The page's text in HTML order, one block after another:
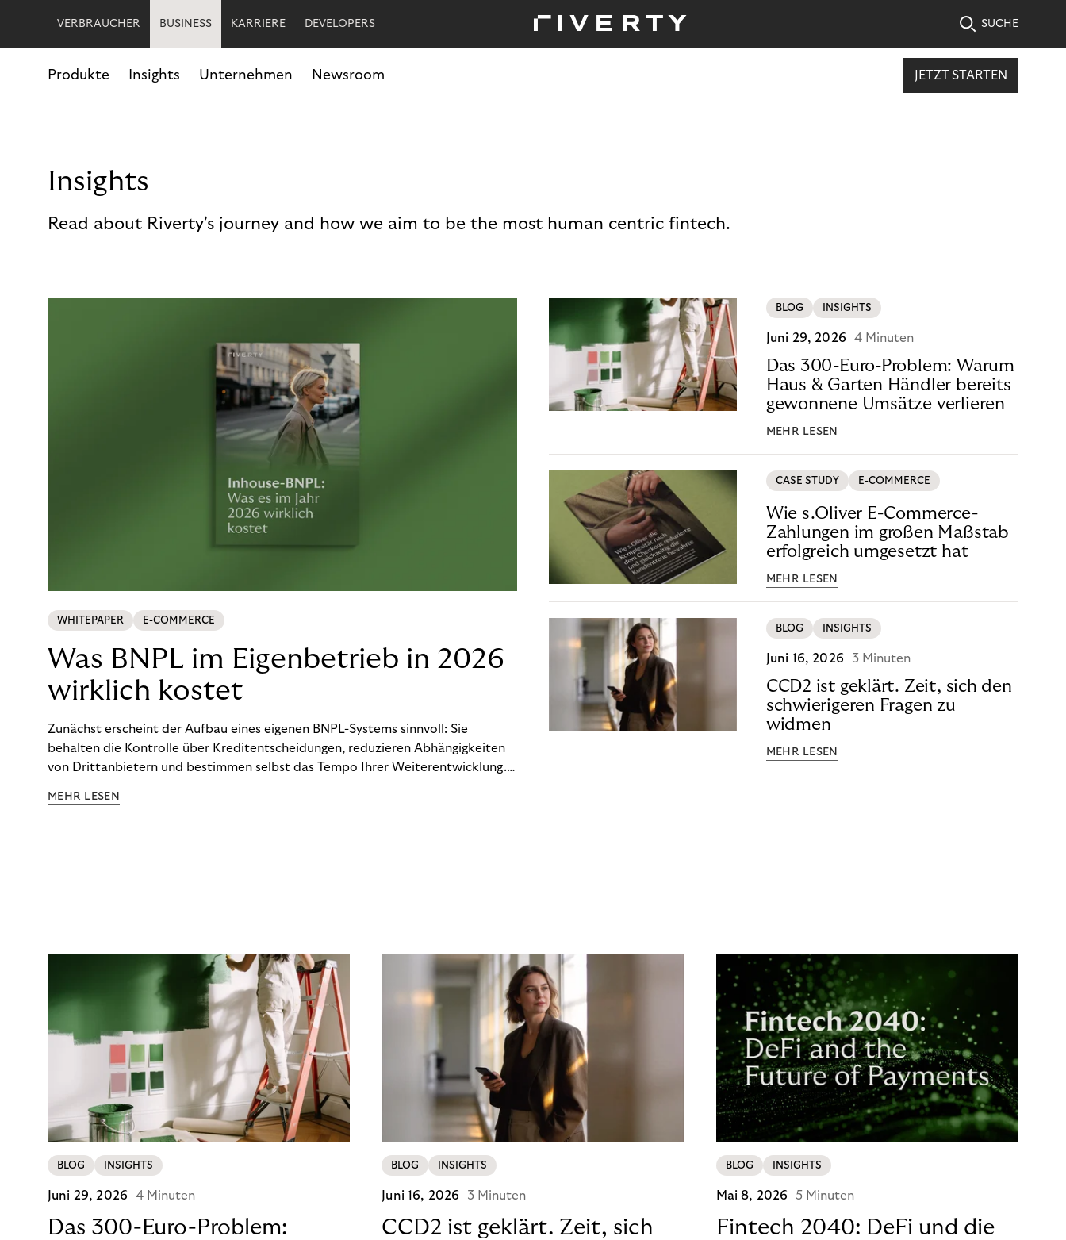
VERBRAUCHER BUSINESS KARRIERE DEVELOPERS SUCHE
Produkte Insights Unternehmen Newsroom JETZT STARTEN
Insights
Read about Riverty's journey and how we aim to be the most human centric fintech.
WHITEPAPER E-COMMERCE
Was BNPL im Eigenbetrieb in 2026
wirklich kostet
Zunächst erscheint der Aufbau eines eigenen BNPL-Systems sinnvoll: Sie
behalten die Kontrolle über Kreditentscheidungen, reduzieren Abhängigkeiten
von Drittanbietern und bestimmen selbst das Tempo Ihrer Weiterentwicklung.
über Betrugsprävention und Dispute Management bis hin zu regulatorischen
MEHR LESEN
BLOG INSIGHTS
Juni 29, 2026 4 Minuten
Das 300-Euro-Problem: Warum
Haus & Garten Händler bereits
gewonnene Umsätze verlieren
MEHR LESEN
CASE STUDY E-COMMERCE
Wie s.Oliver E-Commerce-
Zahlungen im großen Maßstab
erfolgreich umgesetzt hat
MEHR LESEN
BLOG INSIGHTS
Juni 16, 2026 3 Minuten
CCD2 ist geklärt. Zeit, sich den
schwierigeren Fragen zu
widmen
MEHR LESEN
BLOG INSIGHTS
Juni 29, 2026 4 Minuten
Das 300-Euro-Problem:
BLOG INSIGHTS
Juni 16, 2026 3 Minuten
CCD2 ist geklärt. Zeit, sich
BLOG INSIGHTS
Mai 8, 2026 5 Minuten
Fintech 2040: DeFi und die